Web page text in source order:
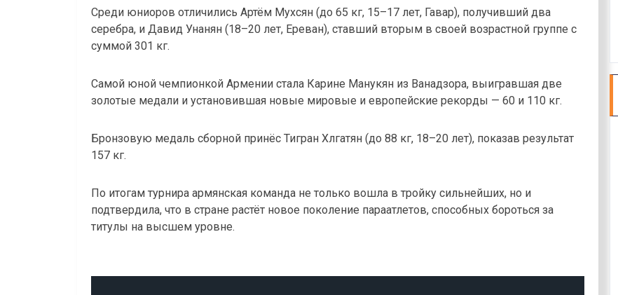
Среди юниоров отличились Артём Мухсян (до 65 кг, 15–17 лет, Гавар), получивший два
серебра, и Давид Унанян (18–20 лет, Ереван), ставший вторым в своей возрастной группе с
суммой 301 кг.
Самой юной чемпионкой Армении стала Карине Манукян из Ванадзора, выигравшая две
золотые медали и установившая новые мировые и европейские рекорды — 60 и 110 кг.
Бронзовую медаль сборной принёс Тигран Хлгатян (до 88 кг, 18–20 лет), показав результат
157 кг.
По итогам турнира армянская команда не только вошла в тройку сильнейших, но и
подтвердила, что в стране растёт новое поколение параатлетов, способных бороться за
титулы на высшем уровне.